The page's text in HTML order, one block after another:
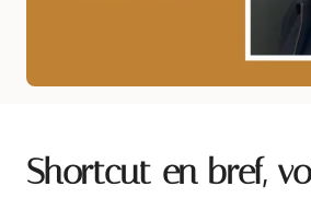
Shortcut en bref,